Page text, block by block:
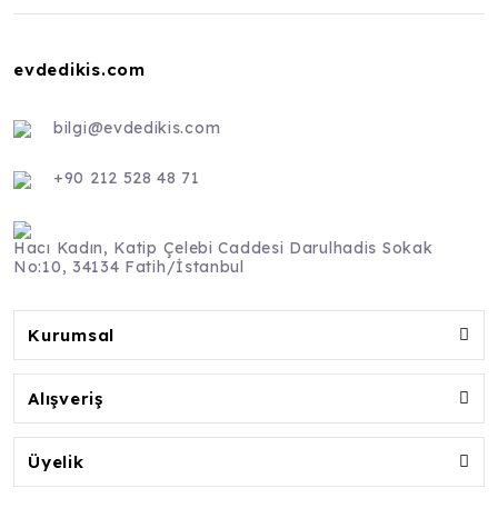
evdedikis.com
bilgi@evdedikis.com
+90 212 528 48 71
Hacı Kadın, Katip Çelebi Caddesi Darulhadis Sokak
No:10, 34134 Fatih/İstanbul
Kurumsal
Alışveriş
Üyelik